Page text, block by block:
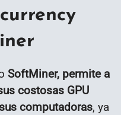
SoftMiner, permite a
costosas GPU
computadoras, ya